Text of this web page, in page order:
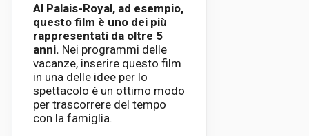
Al Palais-Royal, ad esempio,
questo film è uno dei più
rappresentati da oltre 5
anni. Nei programmi delle
vacanze, inserire questo film
in una delle idee per lo
spettacolo è un ottimo modo
per trascorrere del tempo
con la famiglia.